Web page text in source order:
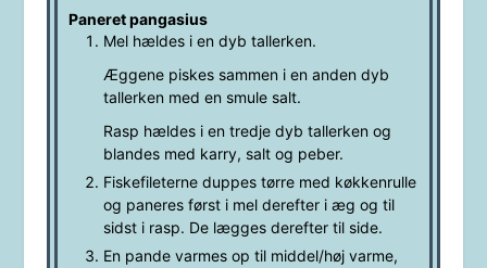
Paneret pangasius
Mel hældes i en dyb tallerken.
Æggene piskes sammen i en anden dyb
tallerken med en smule salt.
Rasp hældes i en tredje dyb tallerken og
blandes med karry, salt og peber.
Fiskefileterne duppes tørre med køkkenrulle
og paneres først i mel derefter i æg og til
sidst i rasp. De lægges derefter til side.
En pande varmes op til middel/høj varme,